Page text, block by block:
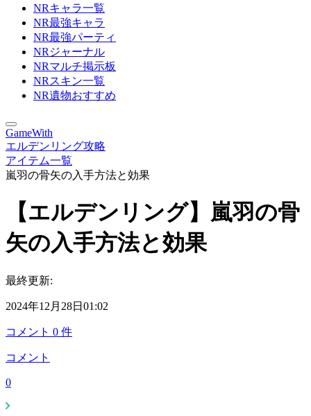
NRキャラ一覧
NR最強キャラ
NR最強パーティ
NRジャーナル
NRマルチ掲示板
NRスキン一覧
NR遺物おすすめ
GameWith
エルデンリング攻略
アイテム一覧
嵐羽の骨矢の入手方法と効果
【エルデンリング】嵐羽の骨
矢の入手方法と効果
最終更新:
2024年12月28日01:02
コメント 0 件
コメント
0